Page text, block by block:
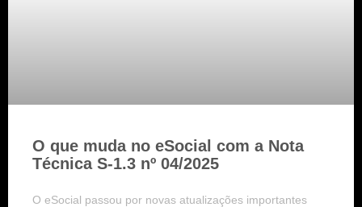
O que muda no eSocial com a Nota
Técnica S-1.3 nº 04/2025
O eSocial passou por novas atualizações importantes